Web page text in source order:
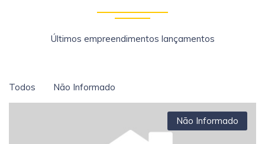
Últimos empreendimentos lançamentos
Todos Não Informado
Não Informado